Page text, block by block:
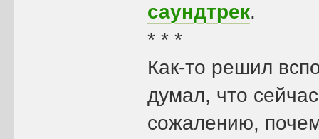
саундтрек.
* * *
Как-то решил
думал, что
сожалению,